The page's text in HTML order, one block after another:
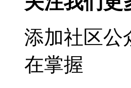
添加社区公
在掌握